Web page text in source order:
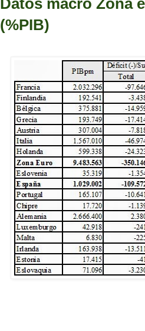
Datos macro Zona
(%PIB)